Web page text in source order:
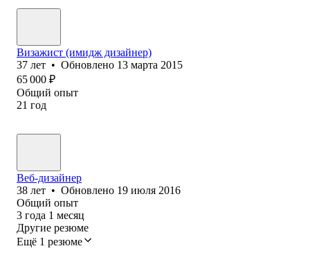
Визажист (имидж дизайнер)
37 лет • Обновлено 13 марта 2015
65 000 ₽
Общий опыт
21 год
Веб-дизайнер
38 лет • Обновлено 19 июля 2016
Общий опыт
3 года 1 месяц
Другие резюме
Ещё 1 резюме